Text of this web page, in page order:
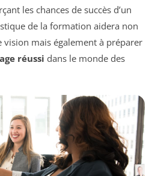
les chances de succès d’un
de la formation aidera non
mais également à préparer
réussi dans le monde des